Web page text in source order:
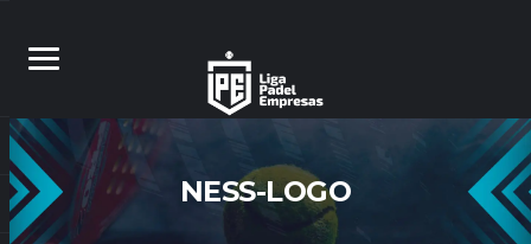
NESS-LOGO